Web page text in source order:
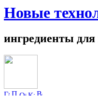
Новые
ингредиенты